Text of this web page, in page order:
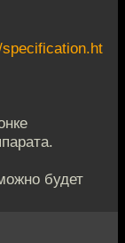
будет